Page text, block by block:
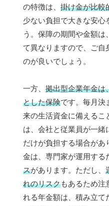
の特徴は、 掛け金が比較
少ない負担で大きな安心
う。保障の期間や金額は
て異なりますので、ご自
のが良いでしょう。
一方、 拠出型企業年金は
とした保険です。毎月決
来の生活資金に備えるこ
は、会社と従業員が一緒
だけが負担する場合があ
金は、専門家が運用する
スがあります。ただし、
れのリスクもあるため注
れる年金額は、積み立て